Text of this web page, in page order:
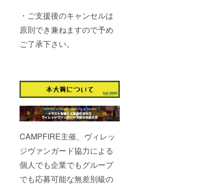
・ご支援後のキャンセルは
原則でき兼ねますので予め
ご了承下さい。
CAMPFIRE主催、ヴィレッ
ジヴァンガード協⼒による
個⼈でも企業でもグループ
でも応募可能な無差別級の